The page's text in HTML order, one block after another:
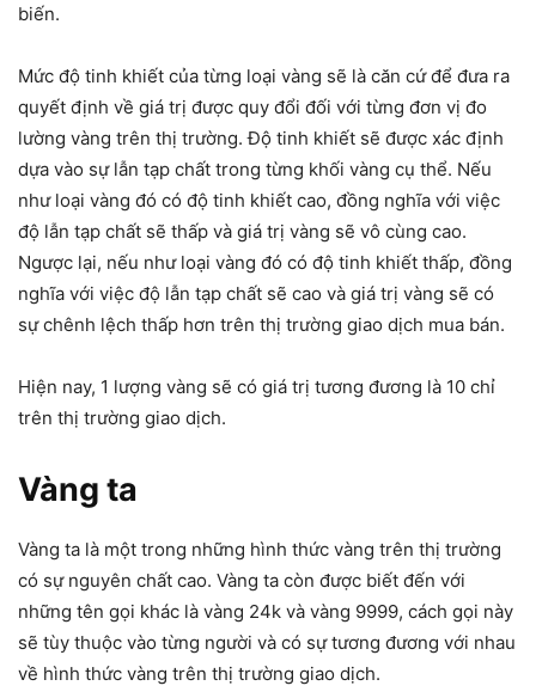
biến.
Mức độ tinh khiết của từng loại vàng sẽ là căn cứ để đưa ra
quyết định về giá trị được quy đổi đối với từng đơn vị đo
lường vàng trên thị trường. Độ tinh khiết sẽ được xác định
dựa vào sự lẫn tạp chất trong từng khối vàng cụ thể. Nếu
như loại vàng đó có độ tinh khiết cao, đồng nghĩa với việc
độ lẫn tạp chất sẽ thấp và giá trị vàng sẽ vô cùng cao.
Ngược lại, nếu như loại vàng đó có độ tinh khiết thấp, đồng
nghĩa với việc độ lẫn tạp chất sẽ cao và giá trị vàng sẽ có
sự chênh lệch thấp hơn trên thị trường giao dịch mua bán.
Hiện nay, 1 lượng vàng sẽ có giá trị tương đương là 10 chỉ
trên thị trường giao dịch.
Vàng ta
Vàng ta là một trong những hình thức vàng trên thị trường
có sự nguyên chất cao. Vàng ta còn được biết đến với
những tên gọi khác là vàng 24k và vàng 9999, cách gọi này
sẽ tùy thuộc vào từng người và có sự tương đương với nhau
về hình thức vàng trên thị trường giao dịch.